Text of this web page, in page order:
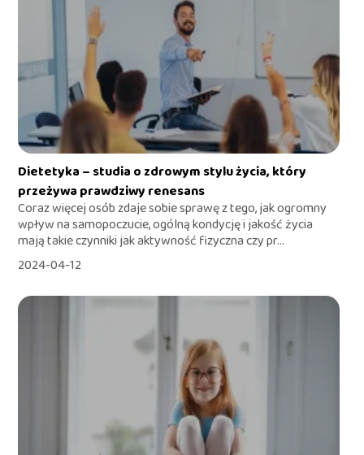
Dietetyka – studia o zdrowym stylu życia, który
przeżywa prawdziwy renesans
Coraz więcej osób zdaje sobie sprawę z tego, jak ogromny
wpływ na samopoczucie, ogólną kondycję i jakość życia
mają takie czynniki jak aktywność fizyczna czy pr...
2024-04-12